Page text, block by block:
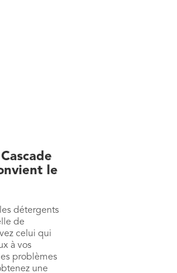
le
détergents
de
celui qui
à vos
problèmes
une